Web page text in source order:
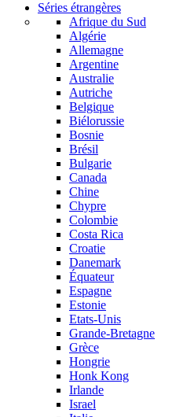
Séries étrangères
Afrique du Sud
Algérie
Allemagne
Argentine
Australie
Autriche
Belgique
Biélorussie
Bosnie
Brésil
Bulgarie
Canada
Chine
Chypre
Colombie
Costa Rica
Croatie
Danemark
Équateur
Espagne
Estonie
Etats-Unis
Grande-Bretagne
Grèce
Hongrie
Honk Kong
Irlande
Israel